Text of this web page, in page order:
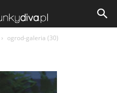
ogrod-galeria (30)